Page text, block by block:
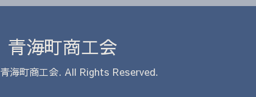
青海町商工会
青海町商工会. All Rights Reserved.